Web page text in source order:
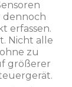
dennoch
erfassen.
Nicht alle
zu
größerer